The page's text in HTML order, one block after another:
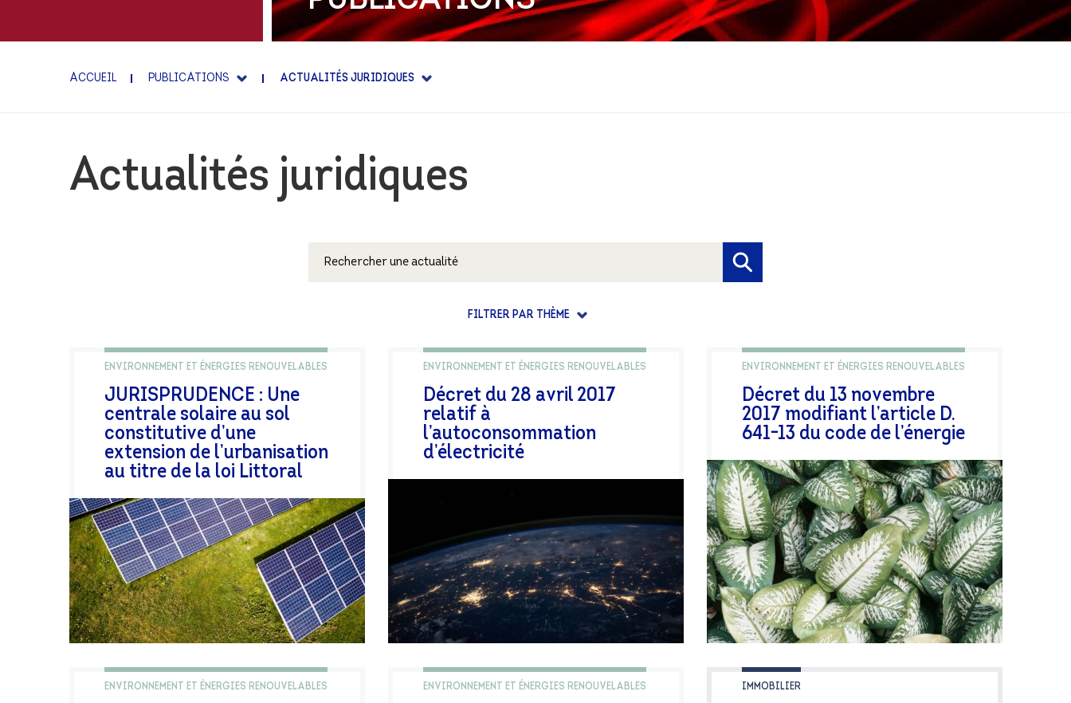
INTERNATIONAL EXPERIENCE
FAMILLE ET PATRIMOINE
ACCUEIL PUBLICATIONS ACTUALITÉS JURIDIQUES
Actualités juridiques
FILTRER PAR THÈME
ENVIRONNEMENT ET ÉNERGIES RENOUVELABLES
JURISPRUDENCE : Une
centrale solaire au sol
constitutive d’une
extension de l’urbanisation
au titre de la loi Littoral
ENVIRONNEMENT ET ÉNERGIES RENOUVELABLES
Décret du 28 avril 2017
relatif à
l’autoconsommation
d’électricité
ENVIRONNEMENT ET ÉNERGIES RENOUVELABLES
Décret du 13 novembre
2017 modifiant l’article D.
641-13 du code de l’énergie
ENVIRONNEMENT ET ÉNERGIES RENOUVELABLES ENVIRONNEMENT ET ÉNERGIES RENOUVELABLES IMMOBILIER